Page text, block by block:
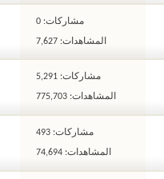
مشاركات: 0
المشاهدات: 7,627
مشاركات: 5,291
المشاهدات: 775,703
مشاركات: 493
المشاهدات: 74,694